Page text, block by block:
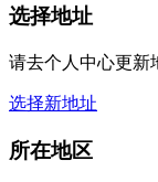
选择地址
请去个人中心更新
选择新地址
所在地区